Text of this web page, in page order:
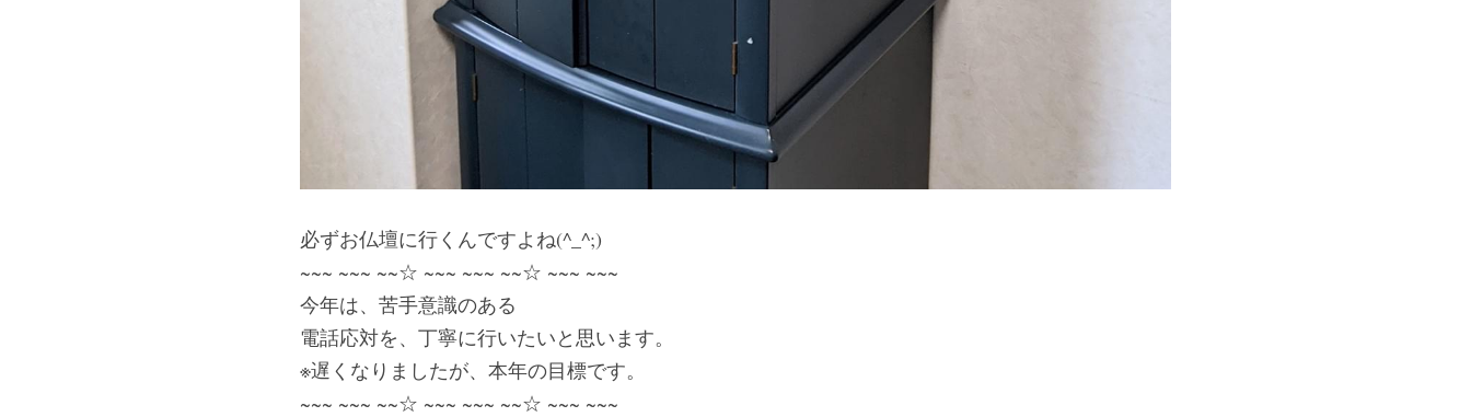
必ずお仏壇に行くんですよね(^_^;)
~~~ ~~~ ~~☆ ~~~ ~~~ ~~☆ ~~~ ~~~
今年は、苦手意識のある
電話応対を、丁寧に行いたいと思います。
※遅くなりましたが、本年の目標です。
~~~ ~~~ ~~☆ ~~~ ~~~ ~~☆ ~~~ ~~~